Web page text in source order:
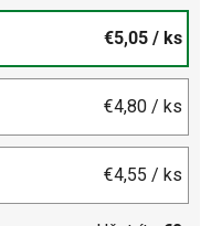
€5,05 / ks
€4,80 / ks
€4,55 / ks